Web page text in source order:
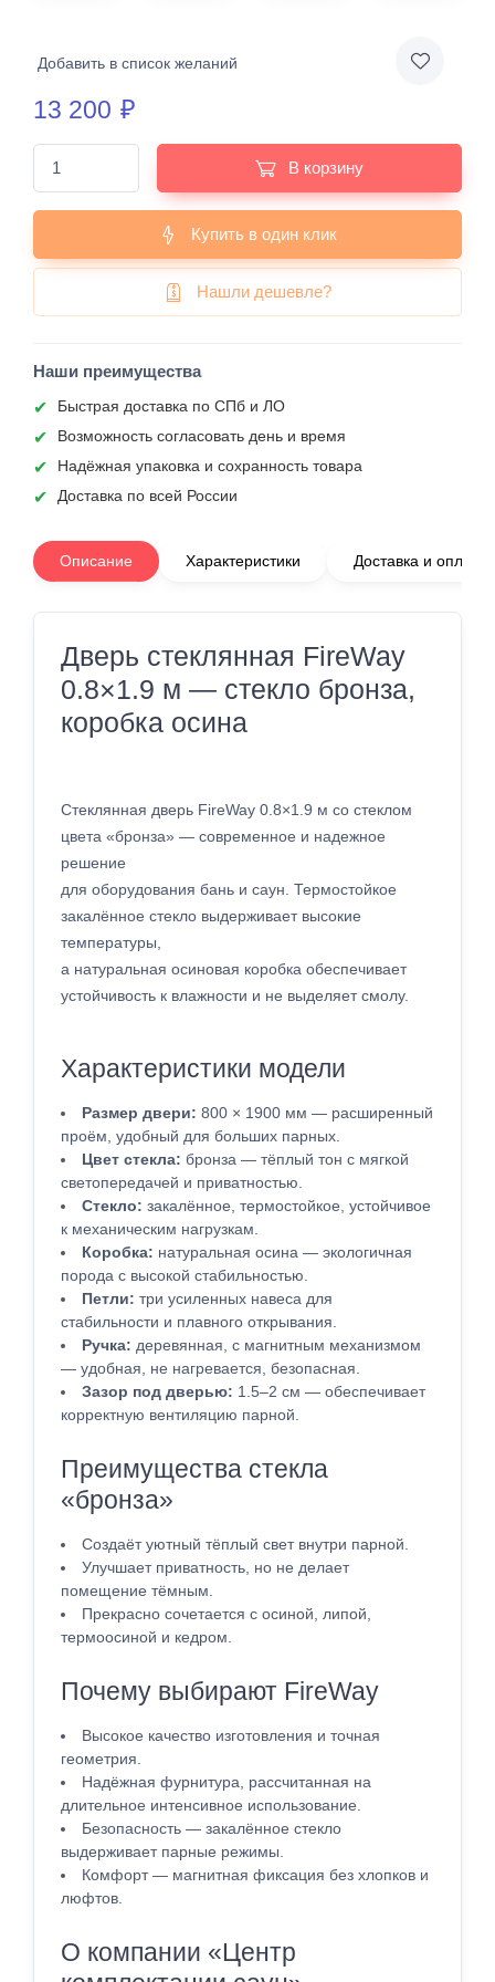
Добавить в список желаний
13 200 ₽
В корзину
Купить в один клик
Нашли дешевле?
Наши преимущества
Быстрая доставка по СПб и ЛО
Возможность согласовать день и время
Надёжная упаковка и сохранность товара
Доставка по всей России
Описание Характеристики Доставка и оплата
Дверь стеклянная FireWay
0.8×1.9 м — стекло бронза,
коробка осина
Стеклянная дверь FireWay 0.8×1.9 м со стеклом
цвета «бронза» — современное и надежное
решение
для оборудования бань и саун. Термостойкое
закалённое стекло выдерживает высокие
температуры,
а натуральная осиновая коробка обеспечивает
устойчивость к влажности и не выделяет смолу.
Характеристики модели
Размер двери: 800 × 1900 мм — расширенный
проём, удобный для больших парных.
Цвет стекла: бронза — тёплый тон с мягкой
светопередачей и приватностью.
Стекло: закалённое, термостойкое, устойчивое
к механическим нагрузкам.
Коробка: натуральная осина — экологичная
порода с высокой стабильностью.
Петли: три усиленных навеса для
стабильности и плавного открывания.
Ручка: деревянная, с магнитным механизмом
— удобная, не нагревается, безопасная.
Зазор под дверью: 1.5–2 см — обеспечивает
корректную вентиляцию парной.
Преимущества стекла
«бронза»
Создаёт уютный тёплый свет внутри парной.
Улучшает приватность, но не делает
помещение тёмным.
Прекрасно сочетается с осиной, липой,
термоосиной и кедром.
Почему выбирают FireWay
Высокое качество изготовления и точная
геометрия.
Надёжная фурнитура, рассчитанная на
длительное интенсивное использование.
Безопасность — закалённое стекло
выдерживает парные режимы.
Комфорт — магнитная фиксация без хлопков и
люфтов.
О компании «Центр